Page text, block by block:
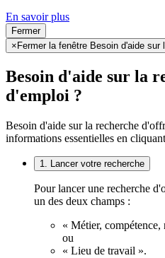
En savoir plus
Fermer
× Fermer la fenêtre Besoin d'aide
Besoin d'aide sur la
d'emploi ?
Besoin d'aide sur la recherche
informations essentielles en
1. Lancer votre recherche
Pour lancer une recherche
un des deux champs :
« Métier,
ou
« Lieu de travail ».